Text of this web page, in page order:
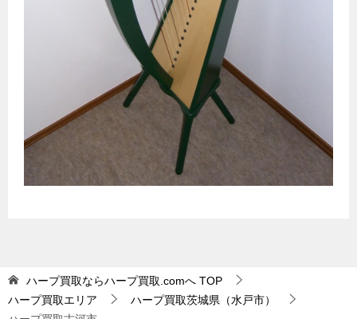
ハープ買取ならハープ買取.comへ TOP
ハープ買取エリア
ハープ買取茨城県（水戸市）